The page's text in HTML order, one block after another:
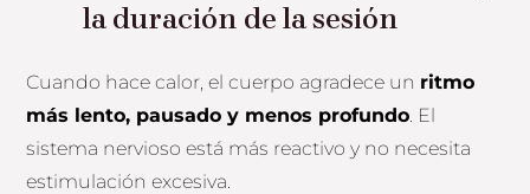
la duración de la sesión
Cuando hace calor, el cuerpo agradece un ritmo
más lento, pausado y menos profundo . El
sistema nervioso está más reactivo y no necesita
estimulación excesiva.